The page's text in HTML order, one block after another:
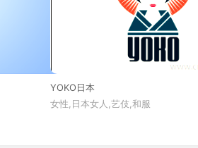
YOKO日本
女性,日本女人,艺伎,和服